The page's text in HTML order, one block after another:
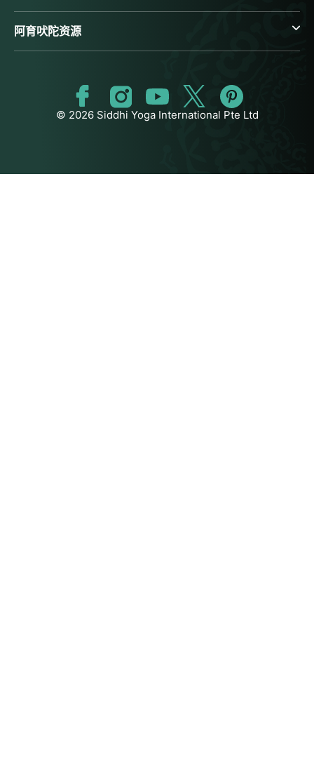
阿育吠陀资源
© 2026 Siddhi Yoga International Pte Ltd